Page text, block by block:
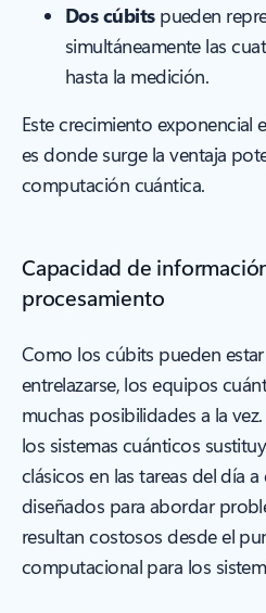
Dos cúbitspueden
simultáneamente las
hasta la medición.
Este crecimiento exponencial
es donde surge la ventaja
computación cuántica.
Capacidad de
procesamiento
Como los cúbits pueden
entrelazarse, los equipos
muchas posibilidades a la
los sistemas cuánticos
clásicos en las tareas del día
diseñados para abordar
resultan costosos desde el
computacional para los